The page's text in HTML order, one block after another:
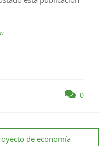
0
de economía